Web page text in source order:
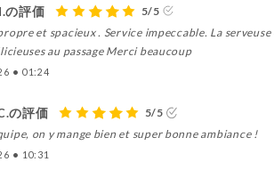
の評価
5/5
et spacieux . Service impeccable. La
au passage Merci beaucoup
• 01:24
の評価
5/5
on y mange bien et super bonne ambiance !
• 10:31